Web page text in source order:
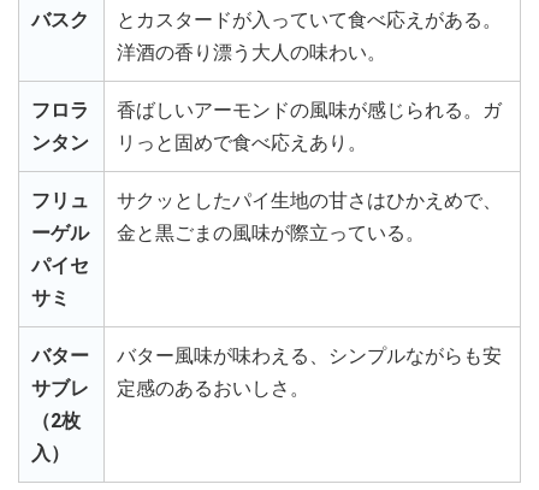
バスク
とカスタードが入っていて食べ応えがある。
洋酒の香り漂う大人の味わい。
フロラ
ンタン
香ばしいアーモンドの風味が感じられる。ガ
リっと固めで食べ応えあり。
フリュ
ーゲル
パイセ
サミ
サクッとしたパイ生地の甘さはひかえめで、
金と黒ごまの風味が際立っている。
バター
サブレ
（2枚
入）
バター風味が味わえる、シンプルながらも安
定感のあるおいしさ。